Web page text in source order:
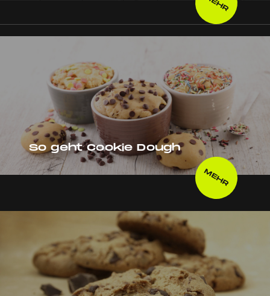
So geht Cookie Dough
MEHR